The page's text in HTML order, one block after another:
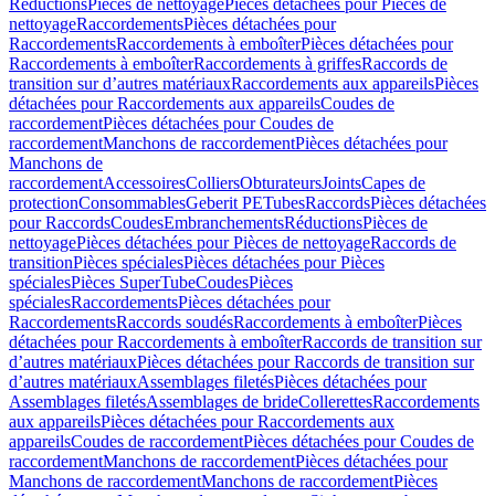
RéductionsPièces de nettoyagePièces détachées pour Pièces de
nettoyageRaccordementsPièces détachées pour
RaccordementsRaccordements à emboîterPièces détachées pour
Raccordements à emboîterRaccordements à griffesRaccords de
transition sur d’autres matériauxRaccordements aux appareilsPièces
détachées pour Raccordements aux appareilsCoudes de
raccordementPièces détachées pour Coudes de
raccordementManchons de raccordementPièces détachées pour
Manchons de
raccordementAccessoiresColliersObturateursJointsCapes de
protectionConsommablesGeberit PETubesRaccordsPièces détachées
pour RaccordsCoudesEmbranchementsRéductionsPièces de
nettoyagePièces détachées pour Pièces de nettoyageRaccords de
transitionPièces spécialesPièces détachées pour Pièces
spécialesPièces SuperTubeCoudesPièces
spécialesRaccordementsPièces détachées pour
RaccordementsRaccords soudésRaccordements à emboîterPièces
détachées pour Raccordements à emboîterRaccords de transition sur
d’autres matériauxPièces détachées pour Raccords de transition sur
d’autres matériauxAssemblages filetésPièces détachées pour
Assemblages filetésAssemblages de brideCollerettesRaccordements
aux appareilsPièces détachées pour Raccordements aux
appareilsCoudes de raccordementPièces détachées pour Coudes de
raccordementManchons de raccordementPièces détachées pour
Manchons de raccordementManchons de raccordementPièces